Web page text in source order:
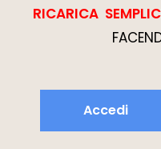
RICARICA
Accedi